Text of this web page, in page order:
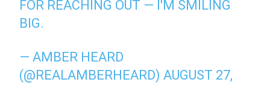
FOR REACHING OUT — I'M SMILING
BIG.
— AMBER HEARD
(@REALAMBERHEARD)AUGUST 27,